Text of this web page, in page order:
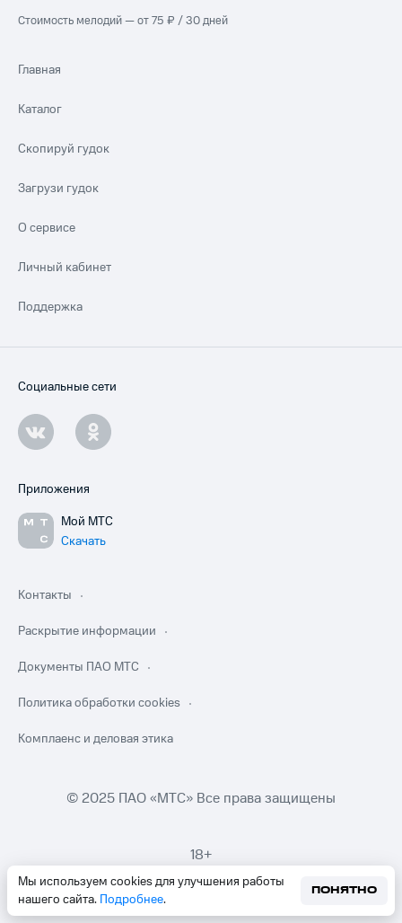
Мы используем cookies для улучшения работы
нашего сайта. Подробнее.
ПОНЯТНО
Стоимость мелодий — от 75 ₽ / 30 дней
Главная
Каталог
Скопируй гудок
Загрузи гудок
О сервисе
Личный кабинет
Поддержка
Социальные сети
Приложения
Мой МТС
Скачать
Контакты
Раскрытие информации
Документы ПАО МТС
Политика обработки cookies
Комплаенс и деловая этика
© 2025 ПАО «МТС» Все права защищены
18+